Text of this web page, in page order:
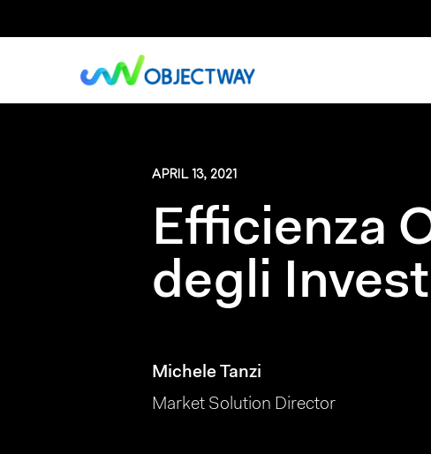
APRIL 13, 2021
Efficienza
degli
Michele Tanzi
Market Solution Director